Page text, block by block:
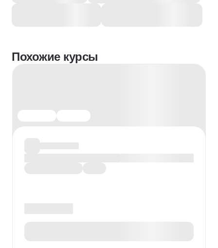
Похожие курсы